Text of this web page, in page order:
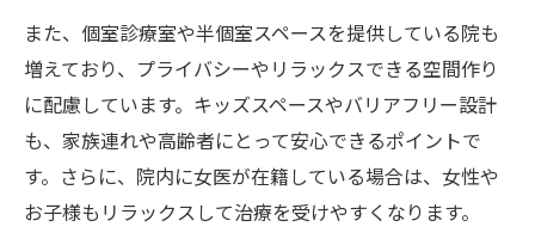
また、個室診療室や半個室スペースを提供している院も
増えており、プライバシーやリラックスできる空間作り
に配慮しています。キッズスペースやバリアフリー設計
も、家族連れや高齢者にとって安心できるポイントで
す。さらに、院内に女医が在籍している場合は、女性や
お子様もリラックスして治療を受けやすくなります。